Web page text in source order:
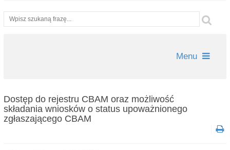
Wyszukiwarka
Menu
Dostęp do rejestru CBAM oraz możliwość
składania wniosków o status upoważnionego
zgłaszającego CBAM